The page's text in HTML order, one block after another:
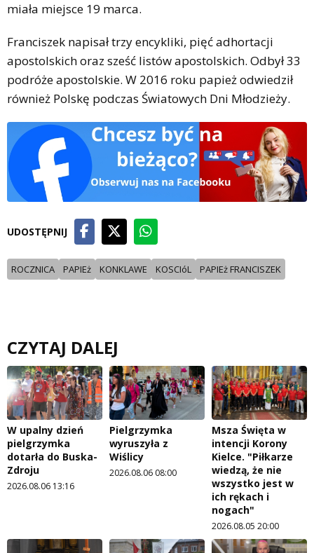
miała miejsce 19 marca.
Franciszek napisał trzy encykliki, pięć adhortacji
apostolskich oraz sześć listów apostolskich. Odbył 33
podróże apostolskie. W 2016 roku papież odwiedził
również Polskę podczas Światowych Dni Młodzieży.
UDOSTĘPNIJ
ROCZNICA PAPIEż KONKLAWE KOSCIóL PAPIEż FRANCISZEK
CZYTAJ DALEJ
W upalny dzień
pielgrzymka
dotarła do Buska-
Zdroju
2026.08.06 13:16
Pielgrzymka
wyruszyła z
Wiślicy
2026.08.06 08:00
Msza Święta w
intencji Korony
Kielce. "Piłkarze
wiedzą, że nie
wszystko jest w
ich rękach i
nogach"
2026.08.05 20:00